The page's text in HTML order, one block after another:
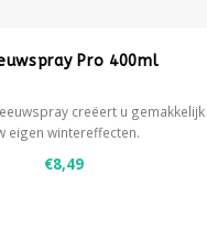
Pro 400ml
creëert u gemakkelijk
eigen wintereffecten.
een stencil voor decoratieve
€8,49